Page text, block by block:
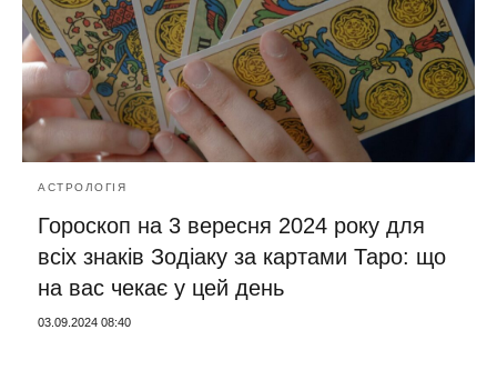
АСТРОЛОГІЯ
Гороскоп на 3 вересня 2024 року для
всіх знаків Зодіаку за картами Таро: що
на вас чекає у цей день
03.09.2024 08:40